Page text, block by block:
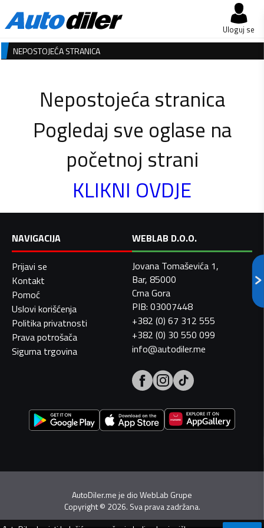
Uloguj se
NEPOSTOJEĆA STRANICA
Nepostojeća stranica
Pogledaj sve oglase na
početnoj strani
KLIKNI OVDJE
NAVIGACIJA
Prijavi se
Kontakt
Pomoć
Uslovi korišćenja
Politika privatnosti
Prava potrošača
Sigurna trgovina
WEBLAB D.O.O.
Jovana Tomaševića 1,
Bar, 85000
Crna Gora
PIB: 03007448
+382 (0) 67 312 555
+382 (0) 30 550 099
info@autodiler.me
AutoDiler.me je dioWebLab Grupe
Copyright© 2026. Sva prava zadržana.